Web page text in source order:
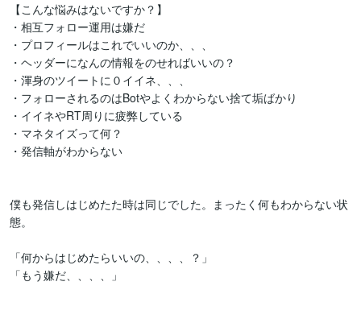
【こんな悩みはないですか？】
・相互フォロー運用は嫌だ
・プロフィールはこれでいいのか、、、
・ヘッダーになんの情報をのせればいいの？
・渾身のツイートに０イイネ、、、
・フォローされるのはBotやよくわからない捨て垢ばかり
・イイネやRT周りに疲弊している
・マネタイズって何？
・発信軸がわからない
僕も発信しはじめたた時は同じでした。まったく何もわからない状
態。
「何からはじめたらいいの、、、、？」
「もう嫌だ、、、、」